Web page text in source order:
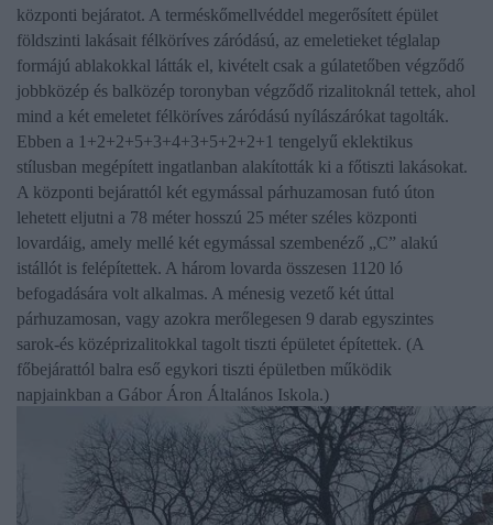
központi bejáratot. A terméskőmellvéddel megerősített épület
földszinti lakásait félköríves záródású, az emeletieket téglalap
formájú ablakokkal látták el, kivételt csak a gúlatetőben végződő
jobbközép és balközép toronyban végződő rizalitoknál tettek, ahol
mind a két emeletet félköríves záródású nyílászárókat tagolták.
Ebben a 1+2+2+5+3+4+3+5+2+2+1 tengelyű eklektikus
stílusban megépített ingatlanban alakították ki a főtiszti lakásokat.
A központi bejárattól két egymással párhuzamosan futó úton
lehetett eljutni a 78 méter hosszú 25 méter széles központi
lovardáig, amely mellé két egymással szembenéző „C” alakú
istállót is felépítettek. A három lovarda összesen 1120 ló
befogadására volt alkalmas. A ménesig vezető két úttal
párhuzamosan, vagy azokra merőlegesen 9 darab egyszintes
sarok-és középrizalitokkal tagolt tiszti épületet építettek. (A
főbejárattól balra eső egykori tiszti épületben működik
napjainkban a Gábor Áron Általános Iskola.)